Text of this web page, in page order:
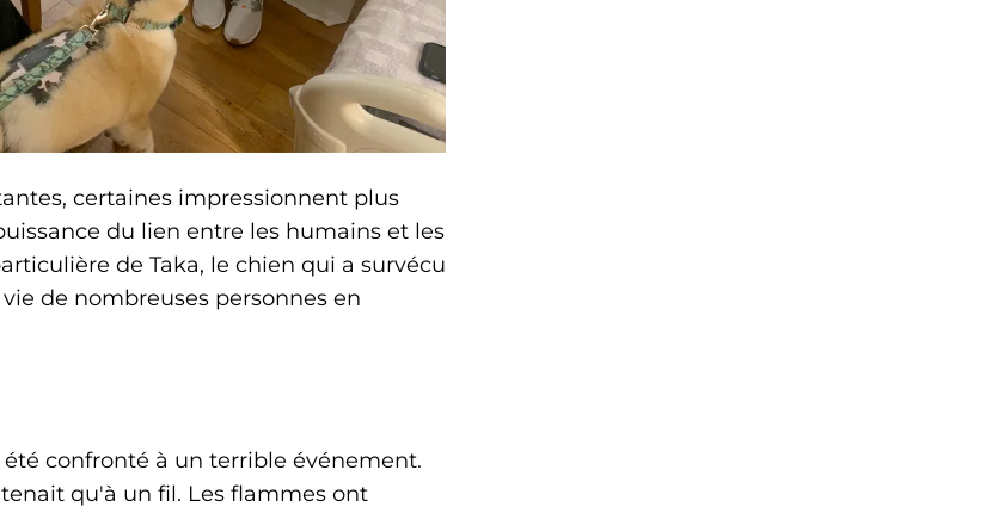
certaines impressionnent plus
du lien entre les humains et les
de Taka, le chien qui a survécu
de nombreuses personnes en
été confronté à un terrible événement.
qu'à un fil. Les flammes ont